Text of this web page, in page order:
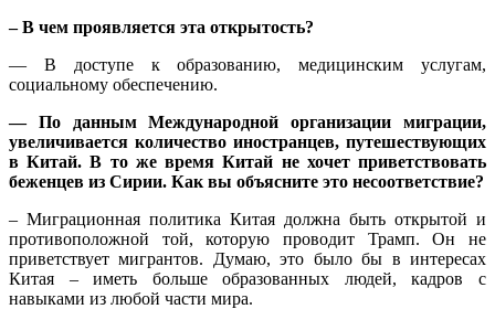
– В чем проявляется эта открытость?
— В доступе к образованию, медицинским услугам,
социальному обеспечению.
— По данным Международной организации миграции,
увеличивается количество иностранцев, путешествующих
в Китай. В то же время Китай не хочет приветствовать
беженцев из Сирии. Как вы объясните это несоответствие?
– Миграционная политика Китая должна быть открытой и
противоположной той, которую проводит Трамп. Он не
приветствует мигрантов. Думаю, это было бы в интересах
Китая – иметь больше образованных людей, кадров с
навыками из любой части мира.